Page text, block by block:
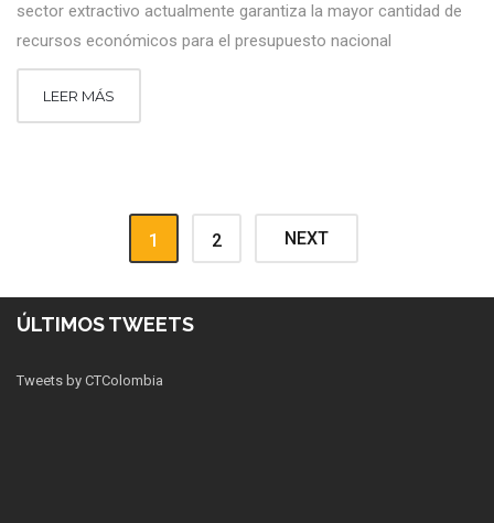
sector extractivo actualmente garantiza la mayor cantidad de
recursos económicos para el presupuesto nacional
LEER MÁS
1 2 NEXT
ÚLTIMOS TWEETS
Tweets by CTColombia